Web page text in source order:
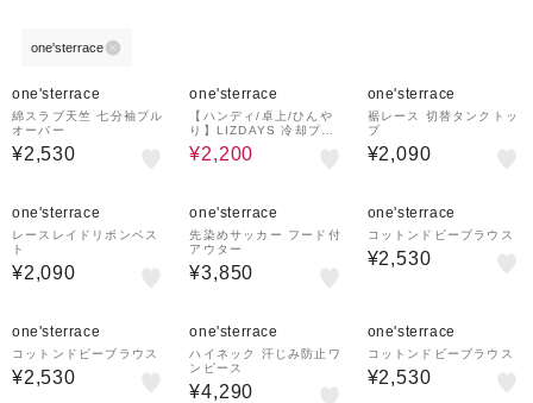
one'sterrace
one'sterrace
綿スラブ天竺 七分袖プル
オーバー
¥2,530
one'sterrace
【ハンディ/卓上/ひんや
り】LIZDAYS 冷却プレ
ート付ハンディファン
¥2,200
one'sterrace
裾レース 切替タンクトッ
プ
¥2,090
one'sterrace
レースレイドリボンベス
ト
¥2,090
one'sterrace
先染めサッカー フード付
アウター
¥3,850
one'sterrace
コットンドビーブラウス
¥2,530
one'sterrace
コットンドビーブラウス
¥2,530
one'sterrace
ハイネック 汗じみ防止ワ
ンピース
¥4,290
one'sterrace
コットンドビーブラウス
¥2,530